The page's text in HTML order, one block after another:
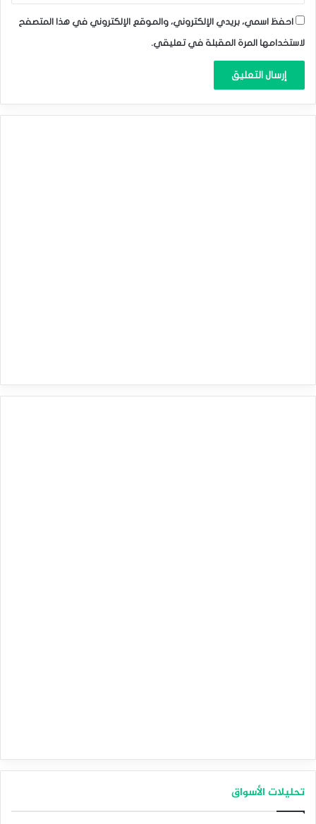
احفظ اسمي، بريدي الإلكتروني، والموقع الإلكتروني في هذا المتصفح
لاستخدامها المرة المقبلة في تعليقي.
تحليلات الأسواق